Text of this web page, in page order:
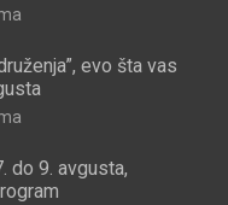
evo šta vas
do 9. avgusta,